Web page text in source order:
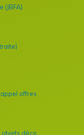
(JBFA)
offres
déco